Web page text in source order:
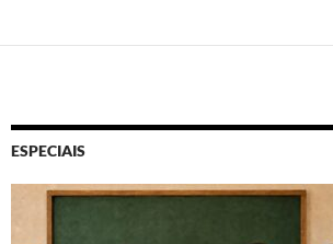
ESPECIAIS